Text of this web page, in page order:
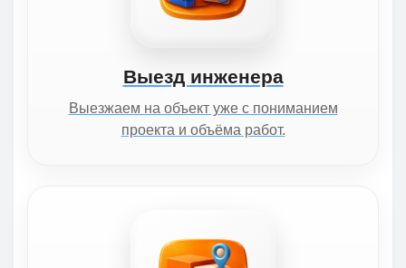
Выезд инженера
Выезжаем на объект уже с пониманием
проекта и объёма работ.